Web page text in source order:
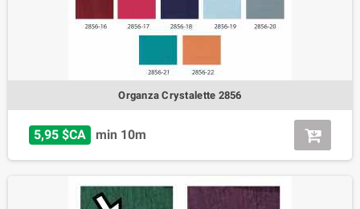
Organza Crystalette 2856
5,95 $CA min 10m